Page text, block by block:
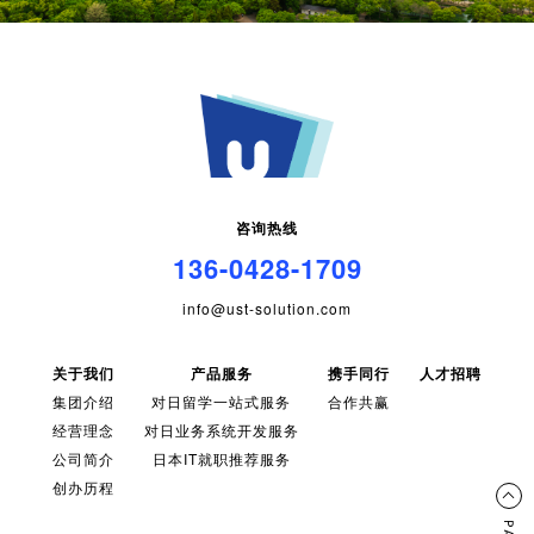
咨询热线
136-0428-1709
info@ust-solution.com
关于我们
集团介绍
经营理念
公司简介
创办历程
产品服务
对日留学一站式服务
对日业务系统开发服务
日本IT就职推荐服务
携手同行
合作共赢
人才招聘